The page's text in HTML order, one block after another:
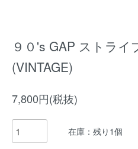
９０'s GAP ストラ
(VINTAGE)
7,800円(税抜)
在庫：残り1個